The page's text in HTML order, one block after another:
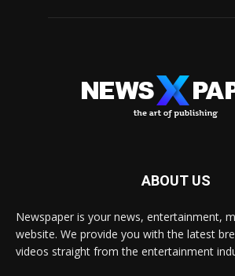
ABOUT US
Newspaper is your news, entertainment,
website. We provide you with the latest
videos straight from the entertainment